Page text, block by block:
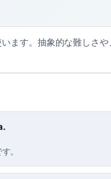
ます。抽象的な難しさや
。